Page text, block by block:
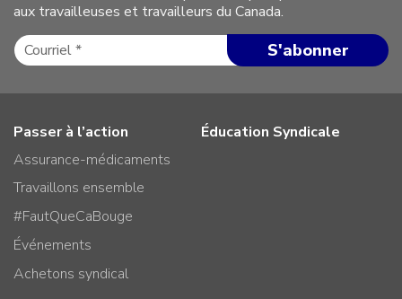
aux travailleuses et travailleurs du Canada.
Passer à l’action
Assurance-médicaments
Travaillons ensemble
#FautQueCaBouge
Événements
Achetons syndical
Éducation Syndicale